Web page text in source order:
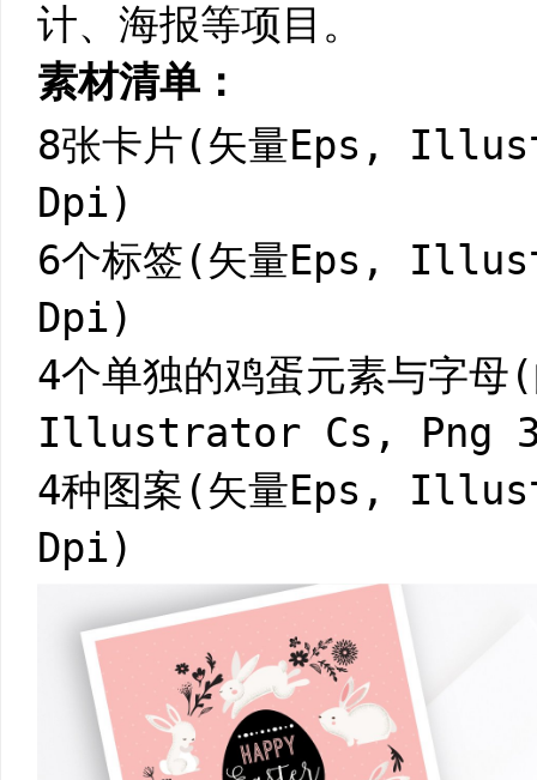
计、海报等项目。
素材清单：
8张卡片(矢量Eps,
Dpi)
6个标签(矢量Eps,
Dpi)
4个单独的鸡蛋元素与字
Illustrator Cs, Png
4种图案(矢量Eps,
Dpi)